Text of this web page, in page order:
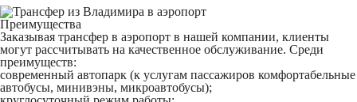
Преимущества
Заказывая трансфер в аэропорт в нашей компании, клиенты
могут рассчитывать на качественное обслуживание. Среди
преимуществ:
современный автопарк (к услугам пассажиров комфортабельные
автобусы, минивэны, микроавтобусы);